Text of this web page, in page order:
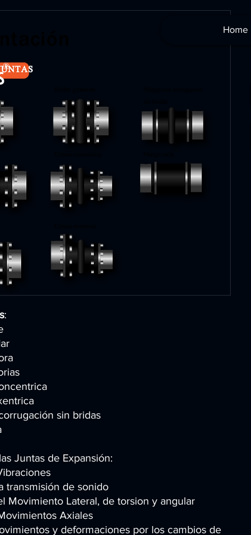
Home
:
sin bridas
Juntas de Expansión:
transmisión de sonido
Movimiento Lateral, de torsion y angular
Axiales
y deformaciones por los cambios de